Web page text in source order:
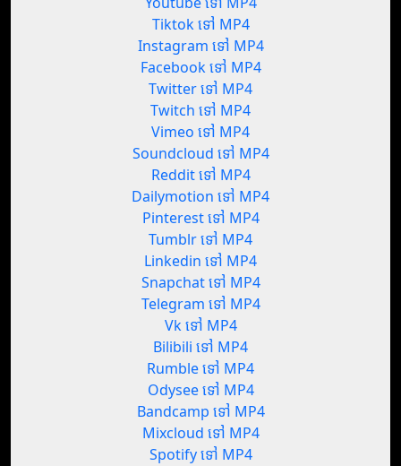
Tiktok ទៅ MP4
Instagram ទៅ MP4
Facebook ទៅ MP4
Twitter ទៅ MP4
Twitch ទៅ MP4
Vimeo ទៅ MP4
Soundcloud ទៅ MP4
Reddit ទៅ MP4
Dailymotion ទៅ MP4
Pinterest ទៅ MP4
Tumblr ទៅ MP4
Linkedin ទៅ MP4
Snapchat ទៅ MP4
Telegram ទៅ MP4
Vk ទៅ MP4
Bilibili ទៅ MP4
Rumble ទៅ MP4
Odysee ទៅ MP4
Bandcamp ទៅ MP4
Mixcloud ទៅ MP4
Spotify ទៅ MP4